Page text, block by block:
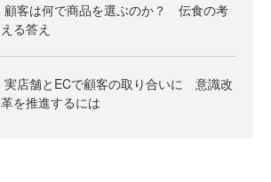
顧客は何で商品を選ぶのか？ 伝食の考
える答え
実店舗とECで顧客の取り合いに 意識改
革を推進するには